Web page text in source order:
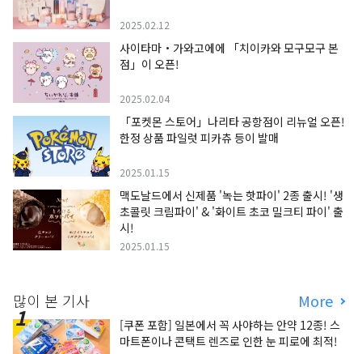
2025.02.12
사이타마・가와고에에 「치이카와 모구모구 본
점」이 오픈!
2025.02.04
「포켓몬 스토어」나리타 공항점이 리뉴얼 오픈!
한정 상품 파일럿 피카츄 등이 발매
2025.01.15
맥도날드에서 신제품 '녹는 핫파이' 2종 출시! '생
초콜릿 크림파이' & '화이트 초코 밀크티 파이' 출
시!
2025.01.15
많이 본 기사 More
[쿠폰 포함] 일본에서 꼭 사야하는 안약 12종! 스
마트폰이나 콘택트 렌즈로 인한 눈 피로에 최적!